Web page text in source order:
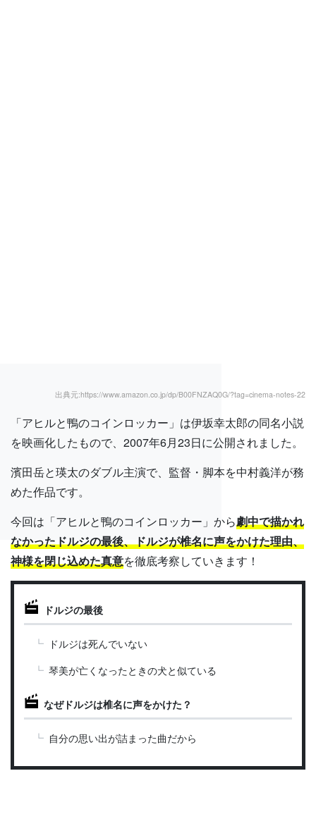
出典元:https://www.amazon.co.jp/dp/B00FNZAQ0G/?tag=cinema-notes-22
「アヒルと鴨のコインロッカー」は伊坂幸太郎の同名小説
を映画化したもので、2007年6月23日に公開されました。
濱田岳と瑛太のダブル主演で、監督・脚本を中村義洋が務
めた作品です。
今回は「アヒルと鴨のコインロッカー」から劇中で描かれ
なかったドルジの最後、ドルジが椎名に声をかけた理由、
神様を閉じ込めた真意を徹底考察していきます！
ドルジの最後
ドルジは死んでいない
琴美が亡くなったときの犬と似ている
なぜドルジは椎名に声をかけた？
自分の思い出が詰まった曲だから